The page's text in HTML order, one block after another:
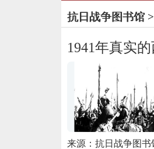
抗日战争图书馆 >
1941年真实
来源：抗日战争图书